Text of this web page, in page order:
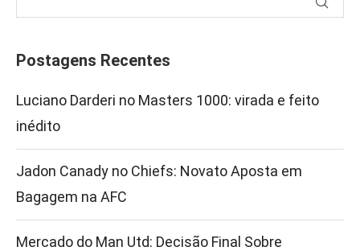
Postagens Recentes
Luciano Darderi no Masters 1000: virada e feito
inédito
Jadon Canady no Chiefs: Novato Aposta em
Bagagem na AFC
Mercado do Man Utd: Decisão Final Sobre